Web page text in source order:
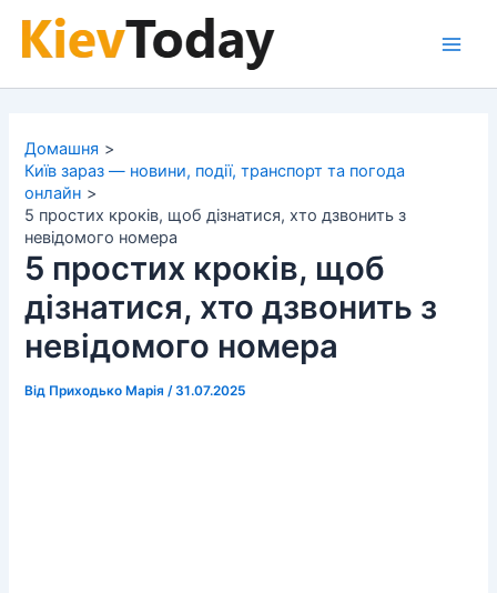
Домашня
Київ зараз — новини, події, транспорт та погода
онлайн
5 простих кроків, щоб дізнатися, хто дзвонить з
невідомого номера
5 простих кроків, щоб
дізнатися, хто дзвонить з
невідомого номера
Від Приходько Марія /31.07.2025